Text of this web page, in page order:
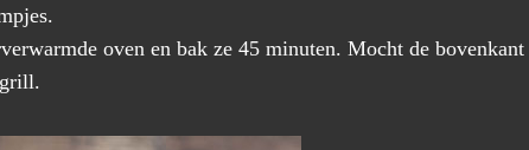
oven en bak ze 45 minuten. Mocht de